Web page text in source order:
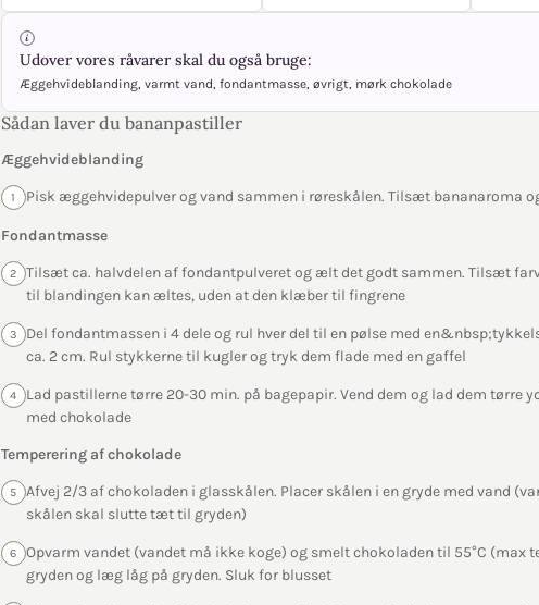
Udover vores råvarer skal du også bruge:
Æggehvideblanding, varmt vand, fondantmasse, øvrigt, mørk chokolade
Sådan laver du bananpastiller
Æggehvideblanding
1 Pisk æggehvidepulver og vand sammen i røreskålen. Tilsæt bananaroma
Fondantmasse
2
Tilsæt ca. halvdelen af fondantpulveret og ælt det godt sammen. Tilsæt
til blandingen kan æltes, uden at den klæber til fingrene
3
Del fondantmassen i 4 dele og rul hver del til en pølse med
ca. 2 cm. Rul stykkerne til kugler og tryk dem flade med en gaffel
4
Lad pastillerne tørre 20-30 min. på bagepapir. Vend dem og lad dem tørre
med chokolade
Temperering af chokolade
5
Afvej 2/3 af chokoladen i glasskålen. Placer skålen i en gryde med vand
skålen skal slutte tæt til gryden)
6
Opvarm vandet (vandet må ikke koge) og smelt chokoladen til 55°C (max
gryden og læg låg på gryden. Sluk for blusset